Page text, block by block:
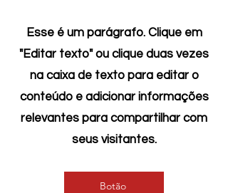
Esse é um parágrafo. Clique em
"Editar texto" ou clique duas vezes
na caixa de texto para editar o
conteúdo e adicionar informações
relevantes para compartilhar com
seus visitantes.
Botão